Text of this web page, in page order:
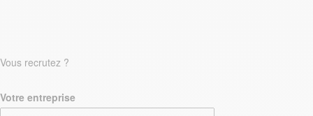
Vous recrutez ?
Votre entreprise